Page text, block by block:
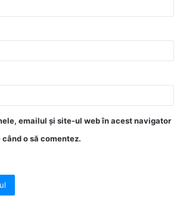
emailul și site-ul web în acest navigator
o să comentez.